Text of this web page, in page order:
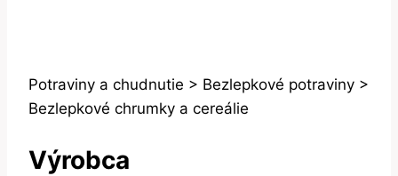
Potraviny a chudnutie > Bezlepkové potraviny >
Bezlepkové chrumky a cereálie
Výrobca